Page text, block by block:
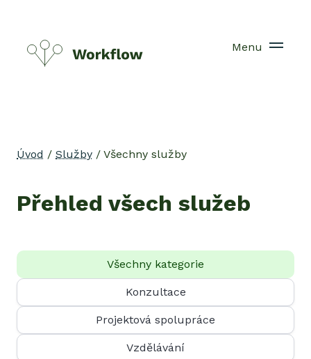
Menu
Úvod / Služby / Všechny služby
Přehled všech služeb
Všechny kategorie
Konzultace
Projektová spolupráce
Vzdělávání